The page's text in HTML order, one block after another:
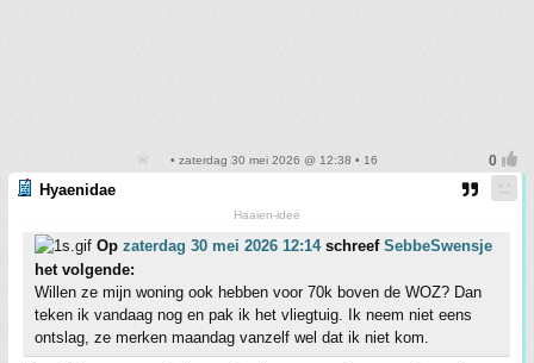
• zaterdag 30 mei 2026 @ 12:38 • 16
Hyaenidae
Haaien-idee
Op zaterdag 30 mei 2026 12:14schreef SebbeSwensje
het volgende:
Willen ze mijn woning ook hebben voor 70k boven de WOZ? Dan
teken ik vandaag nog en pak ik het vliegtuig. Ik neem niet eens
ontslag, ze merken maandag vanzelf wel dat ik niet kom.